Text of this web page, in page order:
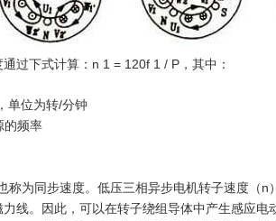
过下式计算：n 1 = 120f 1 / P，其中：
单位为转/分钟
的频率
称为同步速度。低压三相异步电机转子速度（
线。因此，可以在转子绕组导体中产生感应